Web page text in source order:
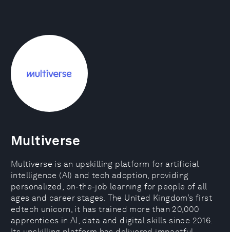
Multiverse
Multiverse is an upskilling platform for artificial
intelligence (AI) and tech adoption, providing
personalized, on-the-job learning for people of all
ages and career stages. The United Kingdom’s first
edtech unicorn, it has trained more than 20,000
apprentices in AI, data and digital skills since 2016.